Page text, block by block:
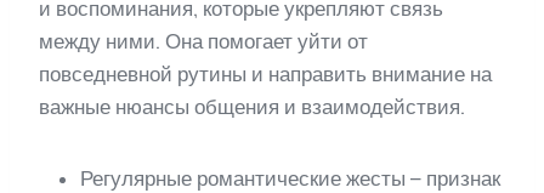
и воспоминания, которые укрепляют связь
между ними. Она помогает уйти от
повседневной рутины и направить внимание на
важные нюансы общения и взаимодействия.
Регулярные романтические жесты – признак